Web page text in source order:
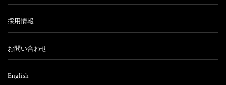
採用情報
お問い合わせ
English